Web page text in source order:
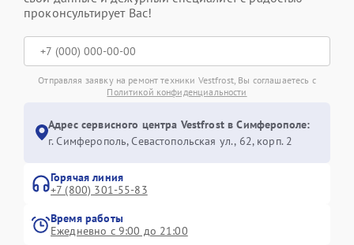
проконсультирует Вас!
Отправляя заявку на ремонт техники Vestfrost, Вы соглашаетесь с
Политикой конфиденциальности
Адрес сервисного центра Vestfrost в Симферополе:
г. Симферополь, Севастопольская ул., 62, корп. 2
Горячая линия
+7 (800) 301-55-83
Время работы
Ежедневно с 9:00 до 21:00